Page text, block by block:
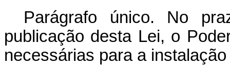
Parágrafo único. No
publicação desta Lei, o
necessárias para a